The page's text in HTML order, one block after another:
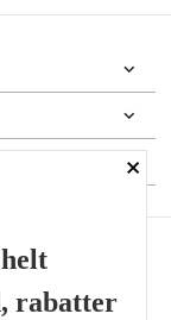
×
rabatter